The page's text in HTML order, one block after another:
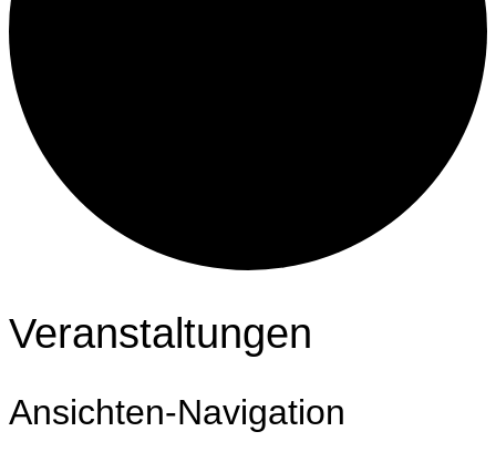
Veranstaltungen
Ansichten-Navigation